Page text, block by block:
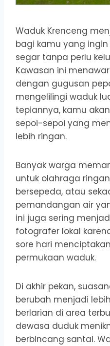
Waduk Krenceng
bagi kamu yang
segar tanpa perlu
Kawasan ini
dengan gugusan
mengelilingi waduk
tepiannya, kamu
sepoi-sepoi yang
lebih ringan.
Banyak warga
untuk olahraga
bersepeda, atau
pemandangan air
ini juga sering
fotografer lokal
sore hari
permukaan waduk.
Di akhir pekan,
berubah menjadi
berlarian di area
dewasa duduk
berbincang santai.